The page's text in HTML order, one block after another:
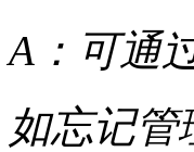
A：可通
如忘记